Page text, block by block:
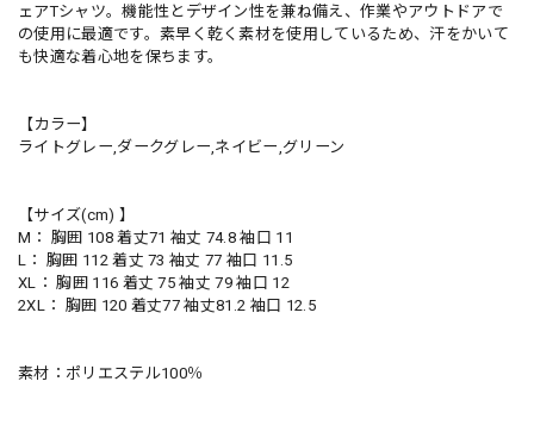
ェアTシャツ。機能性とデザイン性を兼ね備え、作業やアウトドアで
の使用に最適です。素早く乾く素材を使用しているため、汗をかいて
も快適な着心地を保ちます。
【カラー】
ライトグレー,ダークグレー,ネイビー,グリーン
【サイズ(cm) 】
M： 胸囲 108 着丈71 袖丈 74.8 袖口 11
L： 胸囲 112 着丈 73 袖丈 77 袖口 11.5
XL： 胸囲 116 着丈 75 袖丈 79 袖口 12
2XL： 胸囲 120 着丈77 袖丈81.2 袖口 12.5
素材：ポリエステル100％